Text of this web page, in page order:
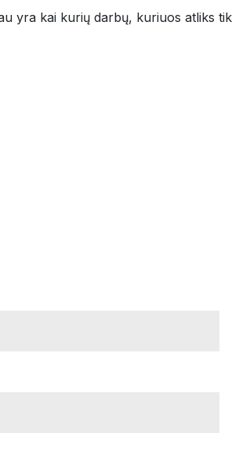
yra kai kurių darbų, kuriuos atliks tik
lentos.